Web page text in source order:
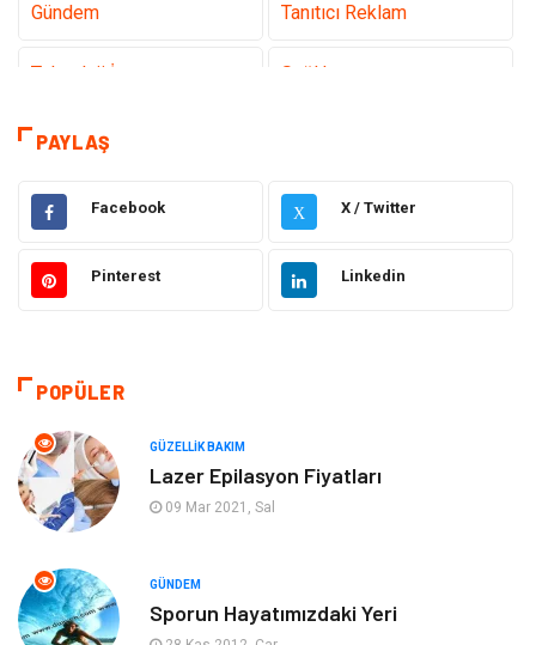
Gündem Tanıtıcı Reklam
Teknoloji İnternet Sağlık
Hukuk
Dekorasyon Giyim
Otomotiv Güzellik Bakım
Makine
Gıda
Keyif Hobi
Organizasyon Moda
PAYLAŞ
Facebook X X / Twitter
Pinterest Linkedin
POPÜLER
GÜZELLIK BAKIM
Lazer Epilasyon Fiyatları
09 Mar 2021, Sal
GÜNDEM
Sporun Hayatımızdaki Yeri